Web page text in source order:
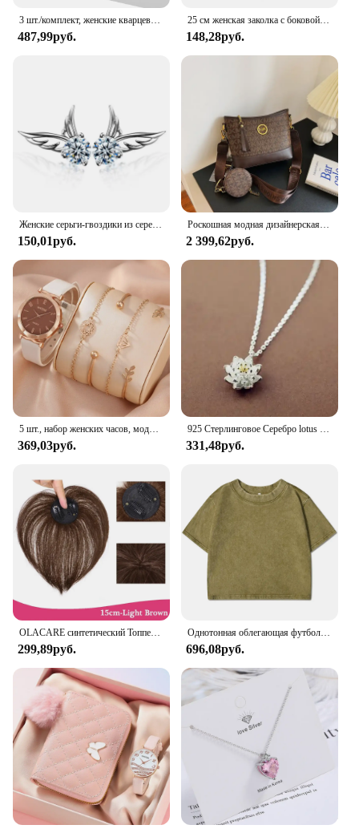
487,99руб.
25 см женская заколка с боковой челкой, натуральная толстая матовая челка для наращивания волос на лбу, черная, коричневая, светлая челка, парик с бахромой, шиньоны
148,28руб.
150,01руб.
Роскошная модная дизайнерская женская сумка IMJK, ручные сумки, наплечный мессенджер, наклонная сумка на плечо, вечерние квадратные сумки
2 399,62руб.
369,03руб. 331,48руб.
OLACARE синтетический Топпер шиньон накладной челка с зажимом удлинение челки натуральная накладная бахрома Невидимый Клоуз шиньон для женщин
299,89руб.
Однотонная облегающая футболка с эффектом потертости, женские модные мягкие хлопковые футболки, повседневная спортивная крутая ретро одежда с коротким рукавом для женщин
696,08руб.